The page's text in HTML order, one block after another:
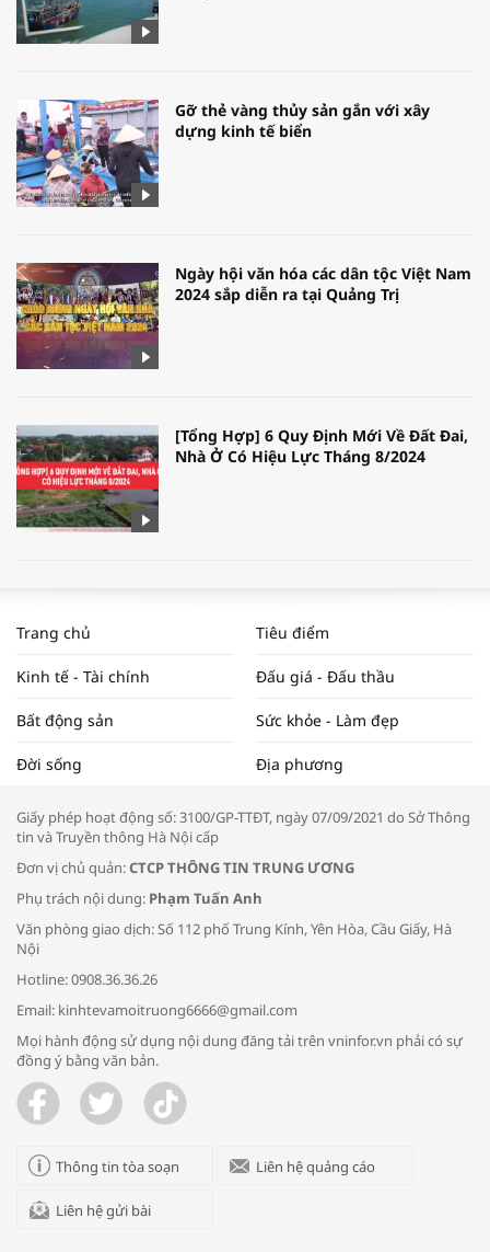
Gỡ thẻ vàng thủy sản gắn với xây
dựng kinh tế biển
Ngày hội văn hóa các dân tộc Việt Nam
2024 sắp diễn ra tại Quảng Trị
[Tổng Hợp] 6 Quy Định Mới Về Đất Đai,
Nhà Ở Có Hiệu Lực Tháng 8/2024
NAM NĂM 2024 VÀ NĂM 2025 | NHỊP
ĐẬP THỊ TRƯỜNG #62
Tọa đàm “Xúc tiến thương mại: Khơi
Bác sĩ tư vấn cách phòng tránh bệnh
đường hô hấp trong thời tiết giao mùa
Trao yêu thương cho em
Trang chủ Tiêu điểm
Kinh tế - Tài chính Đấu giá - Đấu thầu
Bất động sản Sức khỏe - Làm đẹp
Đời sống Địa phương
Giấy phép hoạt động số: 3100/GP-TTĐT, ngày 07/09/2021 do Sở Thông
tin và Truyền thông Hà Nội cấp
Đơn vị chủ quản:CTCP THÔNG TIN TRUNG ƯƠNG
Phụ trách nội dung: Phạm Tuấn Anh
Văn phòng giao dịch: Số 112 phố Trung Kính, Yên Hòa, Cầu Giấy, Hà
Nội
Hotline: 0908.36.36.26
Email: kinhtevamoitruong6666@gmail.com
Mọi hành động sử dụng nội dung đăng tải trên vninfor.vn phải có sự
đồng ý bằng văn bản.
Thông tin tòa soạn Liên hệ quảng cáo
Liên hệ gửi bài